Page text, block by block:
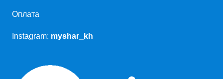
Оплата
Instagram: myshar_kh